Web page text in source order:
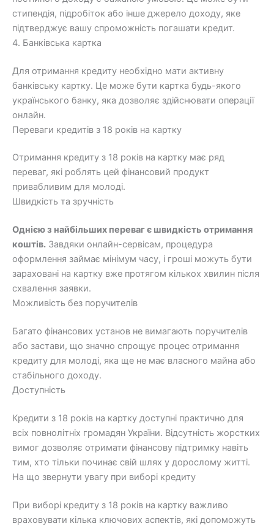
стипендія, підробіток або інше джерело доходу, яке
підтверджує вашу спроможність погашати кредит.
4. Банківська картка
Для отримання кредиту необхідно мати активну
банківську картку. Це може бути картка будь-якого
українського банку, яка дозволяє здійснювати операції
онлайн.
Переваги кредитів з 18 років на картку
Отримання кредиту з 18 років на картку має ряд
переваг, які роблять цей фінансовий продукт
привабливим для молоді.
Швидкість та зручність
Однією з найбільших переваг є швидкість отримання
коштів. Завдяки онлайн-сервісам, процедура
оформлення займає мінімум часу, і гроші можуть бути
зараховані на картку вже протягом кількох хвилин після
схвалення заявки.
Можливість без поручителів
Багато фінансових установ не вимагають поручителів
або застави, що значно спрощує процес отримання
кредиту для молоді, яка ще не має власного майна або
стабільного доходу.
Доступність
Кредити з 18 років на картку доступні практично для
всіх повнолітніх громадян України. Відсутність жорстких
вимог дозволяє отримати фінансову підтримку навіть
тим, хто тільки починає свій шлях у дорослому житті.
На що звернути увагу при виборі кредиту
При виборі кредиту з 18 років на картку важливо
враховувати кілька ключових аспектів, які допоможуть